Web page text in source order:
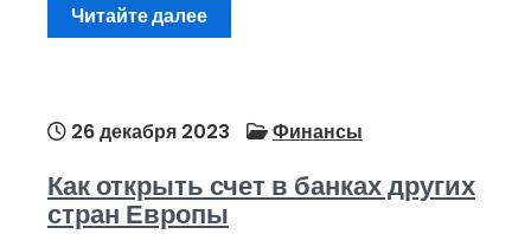
Читайте далее
26 декабря 2023 Финансы
Как открыть счет в банках других
стран Европы